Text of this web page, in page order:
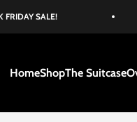
HomeShopThe Suitcase